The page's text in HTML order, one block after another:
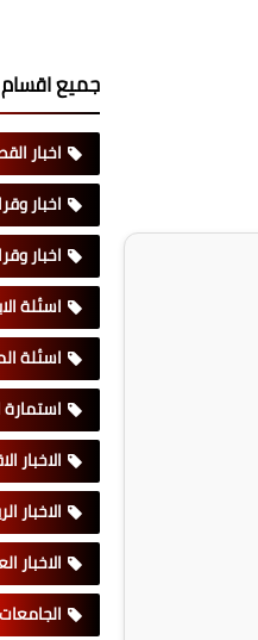
جميع
اخبار
اخبار
اخبار
اسئلة
اسئلة
الاخبار
الاخبار
الاخبار
الجامعات